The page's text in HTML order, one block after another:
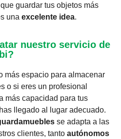
guardar tus objetos más
una excelente idea.
nuestro servicio de
más espacio para almacenar
o si eres un profesional
más capacidad para tus
llegado al lugar adecuado.
se adapta a las
clientes, tanto autónomos